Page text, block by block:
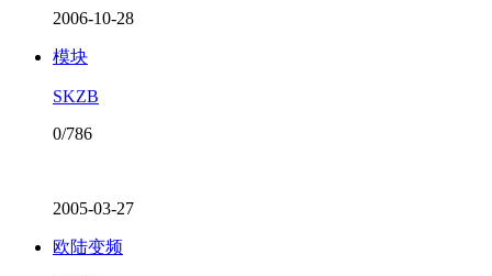
2006-10-28
模块
SKZB
0/786
2005-03-27
欧陆变频